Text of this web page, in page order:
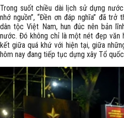
Trong suốt chiều dài lịch sử dựng
nhớ nguồn”, “Đền ơn đáp nghĩa” đã
dân tộc Việt Nam, hun đúc nên bản
nước. Đó không chỉ là một nét đẹp văn
kết giữa quá khứ với hiện tại, giữa
hôm nay đang tiếp tục dựng xây Tổ